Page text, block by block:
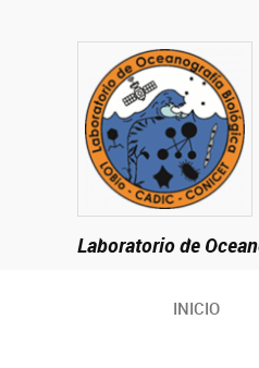
Laboratorio de
INICIO